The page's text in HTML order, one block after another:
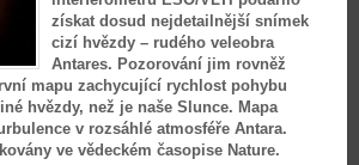
získat dosud nejdetailnější snímek
cizí hvězdy – rudého veleobra
Antares. Pozorování jim rovněž
mapu zachycující rychlost pohybu
hvězdy, než je naše Slunce. Mapa
v rozsáhlé atmosféře Antara.
ve vědeckém časopise Nature.